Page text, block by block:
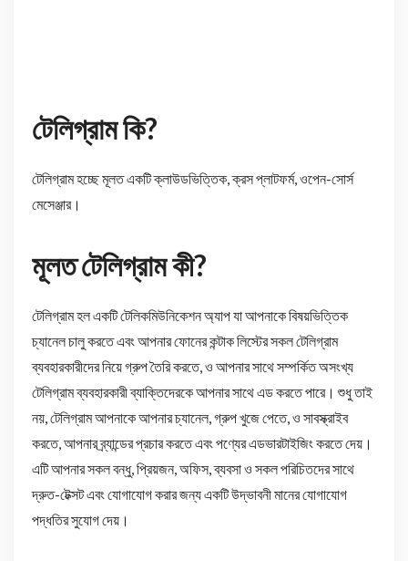
টেলিগ্রাম কি?
টেলিগ্রাম হচ্ছে মূলত একটি ক্লাউডভিত্তিক, ক্রস প্লাটফর্ম, ওপেন-সোর্স
মেসেঞ্জার।
মূলত টেলিগ্রাম কী?
টেলিগ্রাম হল একটি টেলিকমিউনিকেশন অ্যাপ যা আপনাকে বিষয়ভিত্তিক
চ্যানেল চালু করতে এবং আপনার ফোনের কন্টাক লিস্টের সকল টেলিগ্রাম
ব্যবহারকারীদের নিয়ে গ্রুপ তৈরি করতে, ও আপনার সাথে সম্পর্কিত অসংখ্য
টেলিগ্রাম ব্যবহারকারী ব্যাক্তিদেরকে আপনার সাথে এড করতে পারে। শুধু তাই
নয়, টেলিগ্রাম আপনাকে আপনার চ্যানেল, গ্রুপ খুজে পেতে, ও সাবস্ক্রাইব
করতে, আপনার ব্র্যান্ডের প্রচার করতে এবং পণ্যের এডভারটাইজিং করতে দেয়।
এটি আপনার সকল বন্ধু, প্রিয়জন, অফিস, ব্যবসা ও সকল পরিচিতদের সাথে
দ্রুত-টেক্সট এবং যোগাযোগ করার জন্য একটি উদ্ভাবনী মানের যোগাযোগ
পদ্ধতির সুযোগ দেয়।